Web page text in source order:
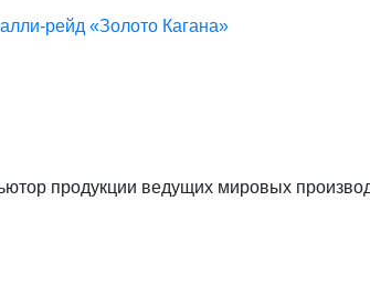
рейд «Золото Кагана»
продукции ведущих мировых